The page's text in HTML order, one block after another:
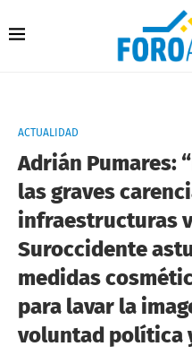
ACTUALIDAD
Adrián Pumares:
las graves
infraestructuras
Suroccidente
medidas
para lavar la
voluntad política